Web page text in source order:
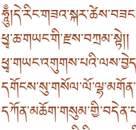
ཧཱུྃ།
ཕྱྭ་ཆ་གཡང་གི་རྫས་བཀྲམ་སྟེ། །